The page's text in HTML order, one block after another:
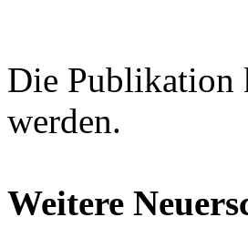
Die
werden.
Weitere